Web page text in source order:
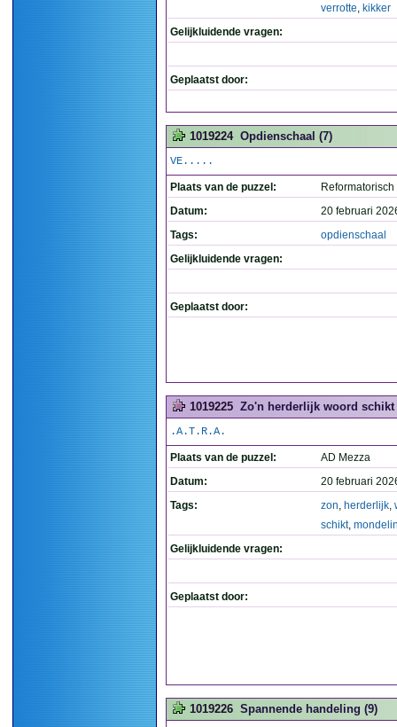
verrotte, kikker
Gelijkluidende vragen:
Geplaatst door:
1019224 Opdienschaal (7)
VE.....
Plaats van de puzzel:
Datum:
20 februari
Tags:
opdienschaal
Gelijkluidende vragen:
Geplaatst door:
1019225 Zo'n herderlijk woord
.A.T.R.A.
Plaats van de puzzel:
AD Mezza
Datum:
20 februari
Tags:
zon, herderlijk,
schikt,
Gelijkluidende vragen:
Geplaatst door:
1019226 Spannende handeling (9)